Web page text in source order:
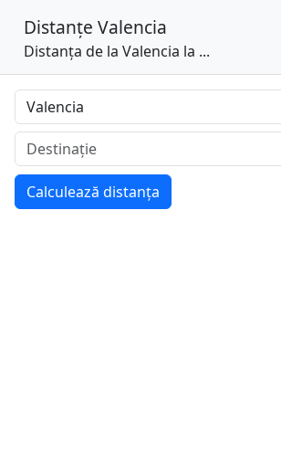
Distanțe Valencia
Distanța de la Valencia la ...
Calculează distanța